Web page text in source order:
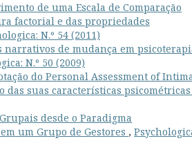
de uma Escala de Comparação
factorial e das propriedades
N.º 54 (2011)
narrativos de mudança em
N.º 50 (2009)
do Personal Assessment of
das suas características psicométricas
desde o Paradigma
um Grupo de Gestores ,